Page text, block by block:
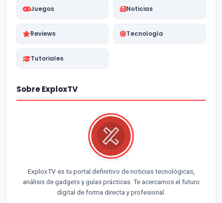
Juegos Noticias
Reviews Tecnología
Tutoriales
Sobre ExploxTV
ExploxTV es tu portal definitivo de noticias tecnológicas,
análisis de gadgets y guías prácticas. Te acercamos el futuro
digital de forma directa y profesional.